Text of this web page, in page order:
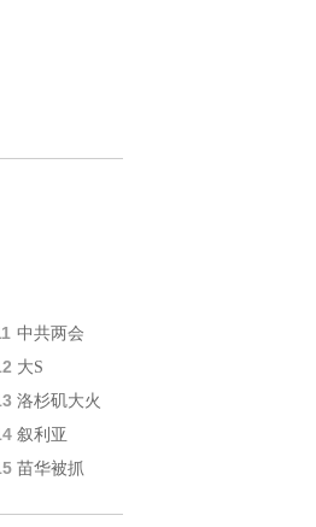
中共两会
大S
洛杉矶大火
叙利亚
苗华被抓